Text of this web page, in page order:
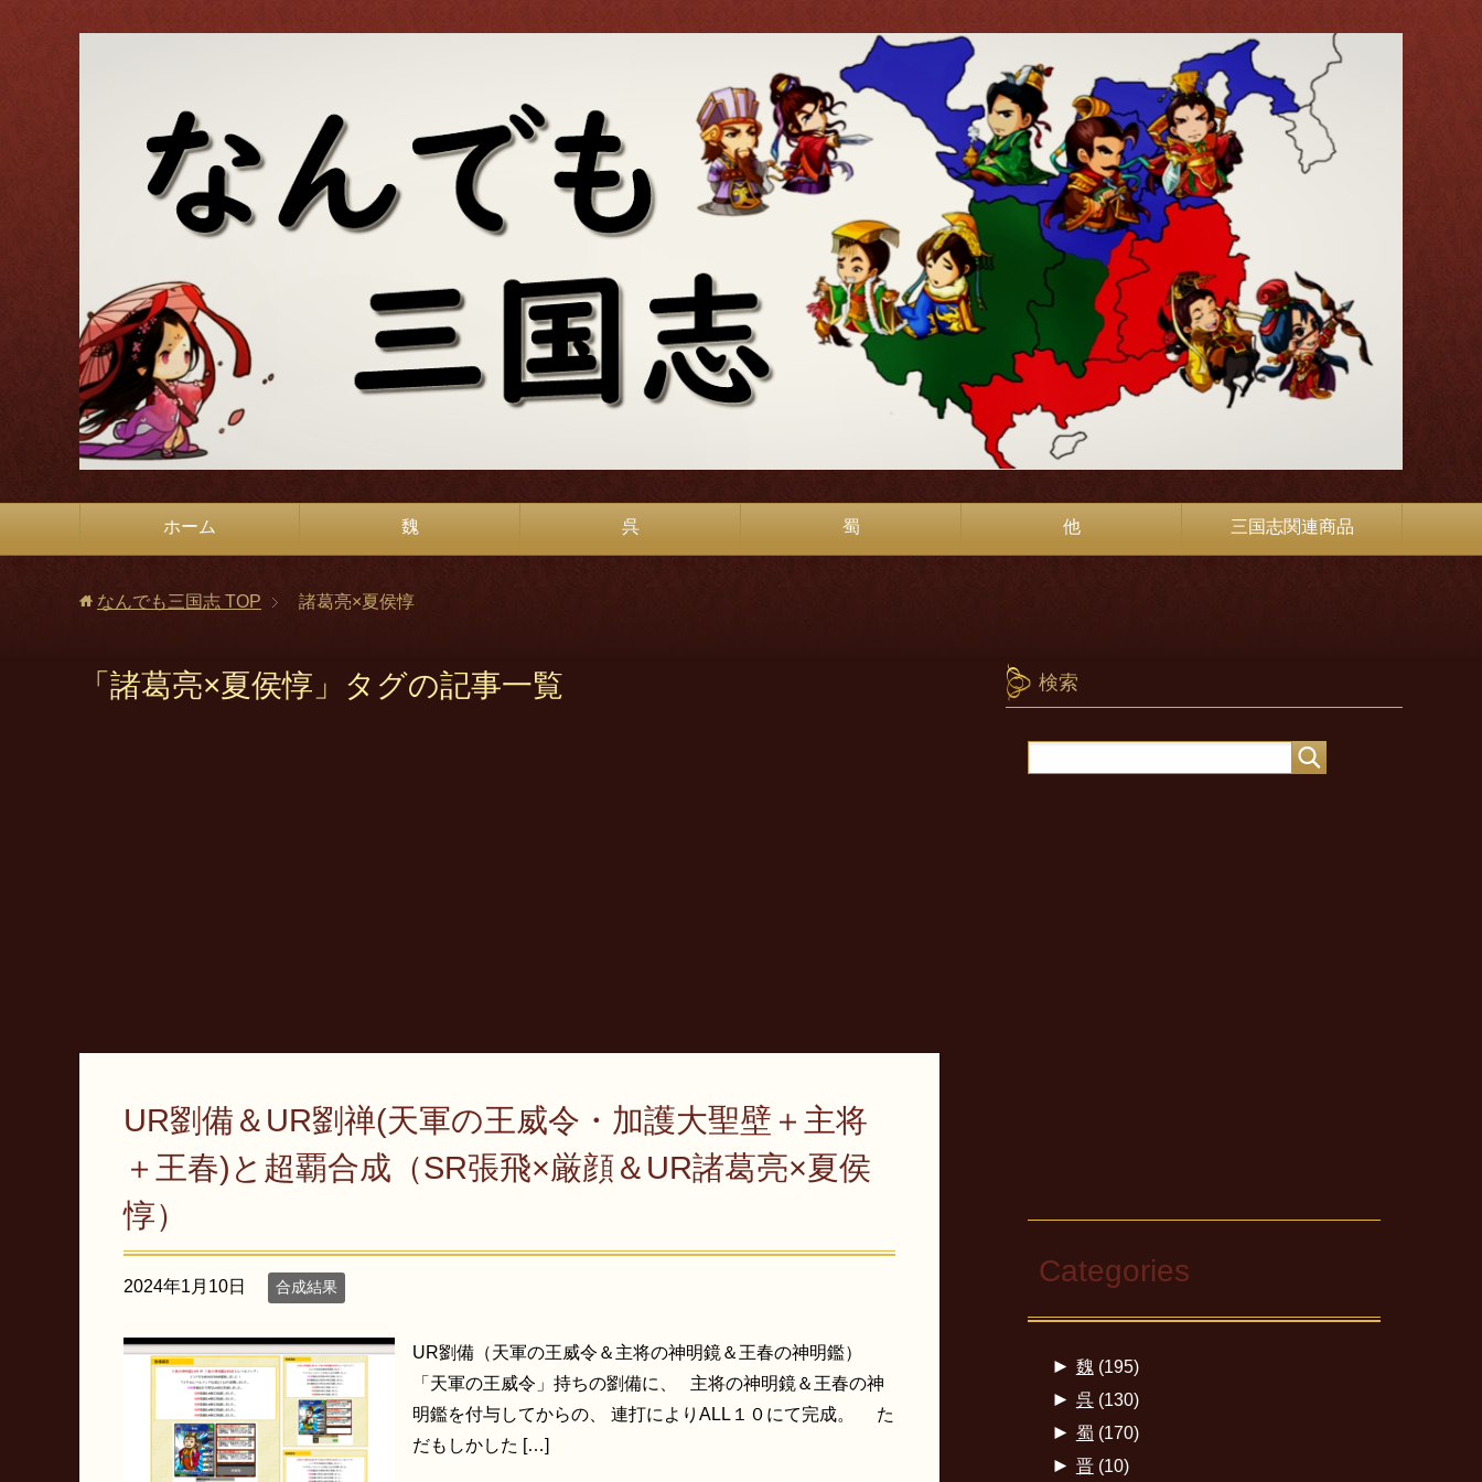
ホーム 魏 呉 蜀 他 三国志関連商品
なんでも三国志 TOP 諸葛亮×夏侯惇
「諸葛亮×夏侯惇」タグの記事一覧
UR劉備＆UR劉禅(天軍の王威令・加護大聖壁＋主将
＋王春)と超覇合成（SR張飛×厳顔＆UR諸葛亮×夏侯
惇）
2024年1月10日 合成結果
UR劉備（天軍の王威令＆主将の神明鏡＆王春の神明鑑）
「天軍の王威令」持ちの劉備に、 主将の神明鏡＆王春の神
明鑑を付与してからの、 連打によりALL１０にて完成。 た
だもしかした […]
検索
Categories
► 魏 (195)
► 呉(130)
► 蜀 (170)
► 晋(10)